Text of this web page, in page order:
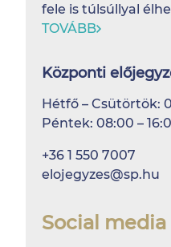
fele is túlsúllyal
TOVÁBB
Központi
Hétfő – Csütörtök:
Péntek: 08:00 –
+36 1 550 7007
elojegyzes@sp.hu
Social media